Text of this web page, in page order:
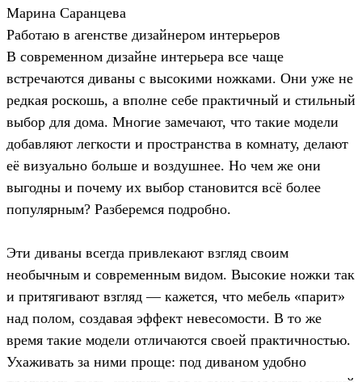
Марина Саранцева
Работаю в агенстве дизайнером интерьеров
В современном дизайне интерьера все чаще
встречаются диваны с высокими ножками. Они уже не
редкая роскошь, а вполне себе практичный и стильный
выбор для дома. Многие замечают, что такие модели
добавляют легкости и пространства в комнату, делают
её визуально больше и воздушнее. Но чем же они
выгодны и почему их выбор становится всё более
популярным? Разберемся подробно.
Эти диваны всегда привлекают взгляд своим
необычным и современным видом. Высокие ножки так
и притягивают взгляд — кажется, что мебель «парит»
над полом, создавая эффект невесомости. В то же
время такие модели отличаются своей практичностью.
Ухаживать за ними проще: под диваном удобно